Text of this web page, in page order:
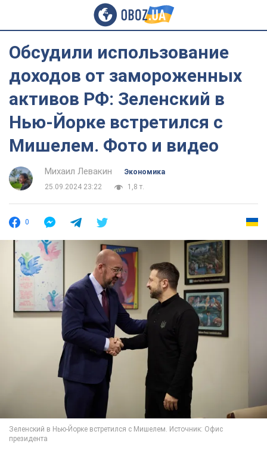
Обсудили использование
доходов от замороженных
активов РФ: Зеленский в
Нью-Йорке встретился с
Мишелем. Фото и видео
Михаил Левакин
Экономика
25.09.2024 23:22
1,8 т.
0